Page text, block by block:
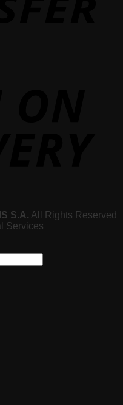
S.A. All Rights Reserved
Services